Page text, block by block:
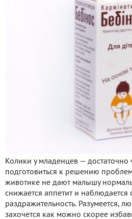
Колики у младенцев — достаточно
подготовиться к решению
животике не дают малышу
снижается аппетит и наблюдается
раздражительность. Разумеется,
захочется как можно скорее